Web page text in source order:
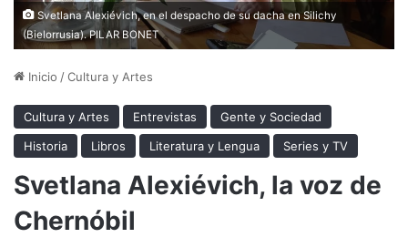
Svetlana Alexiévich, en el despacho de su dacha en Silichy
(Bielorrusia). PILAR BONET
Inicio /Cultura y Artes
Cultura y Artes Entrevistas
Gente y Sociedad
Historia
Libros Literatura y Lengua Series y TV
Svetlana Alexiévich, la voz de
Chernóbil